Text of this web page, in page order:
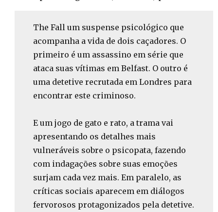
The Fall um suspense psicológico que
acompanha a vida de dois caçadores. O
primeiro é um assassino em série que
ataca suas vítimas em Belfast. O outro é
uma detetive recrutada em Londres para
encontrar este criminoso.
E um jogo de gato e rato, a trama vai
apresentando os detalhes mais
vulneráveis sobre o psicopata, fazendo
com indagações sobre suas emoções
surjam cada vez mais. Em paralelo, as
críticas sociais aparecem em diálogos
fervorosos protagonizados pela detetive.